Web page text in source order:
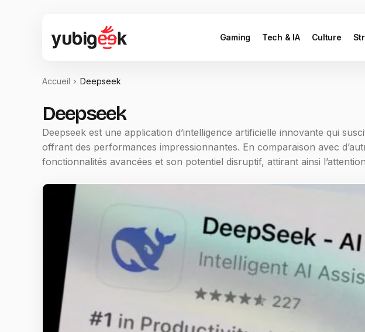
Gaming Tech & IA Culture
Accueil Deepseek
Deepseek
Deepseek est une application d’intelligence artificielle innovante qui
offrant des performances impressionnantes. En comparaison avec
fonctionnalités avancées et son potentiel disruptif, attirant ainsi